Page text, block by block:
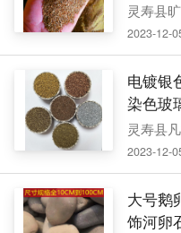
灵寿县
2023-12-
电镀银
染色玻
灵寿县
2023-12-
大号鹅
饰河卵